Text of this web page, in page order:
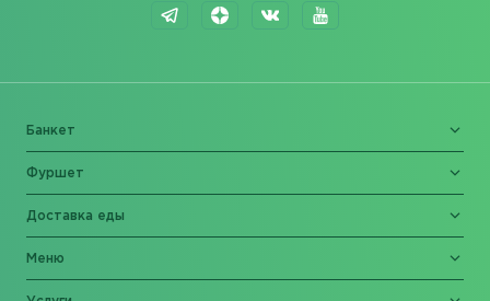
Банкет
Фуршет
Доставка еды
Меню